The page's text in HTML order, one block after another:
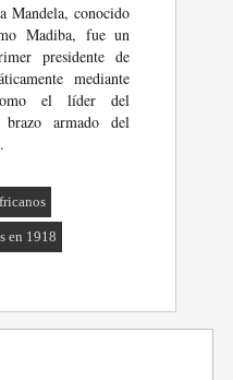
Mandela, conocido
Madiba, fue un
presidente de
mediante
el líder del
armado del
en 1918